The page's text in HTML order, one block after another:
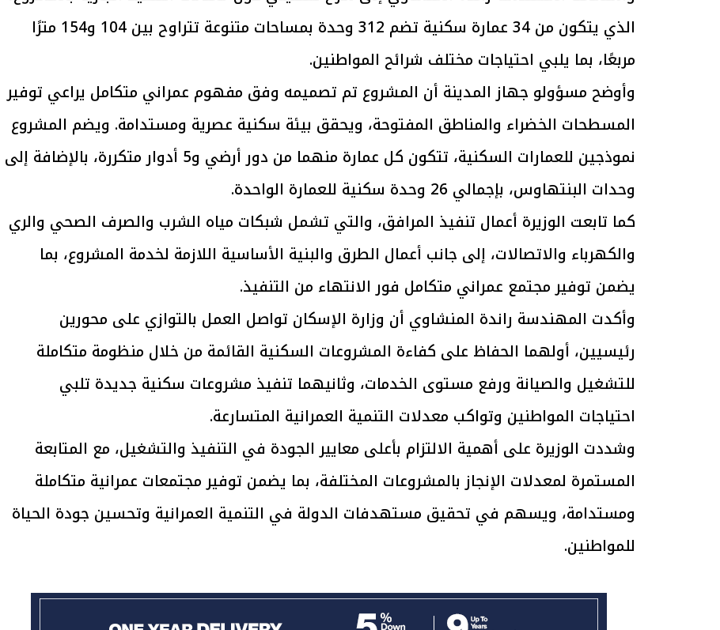
الذي يتكون من 34 عمارة سكنية تضم 312 وحدة بمساحات متنوعة تتراوح بين 104 و154 مترًا
مربعًا، بما يلبي احتياجات مختلف شرائح المواطنين.
وأوضح مسؤولو جهاز المدينة أن المشروع تم تصميمه وفق مفهوم عمراني متكامل يراعي توفير
المسطحات الخضراء والمناطق المفتوحة، ويحقق بيئة سكنية عصرية ومستدامة. ويضم المشروع
نموذجين للعمارات السكنية، تتكون كل عمارة منهما من دور أرضي و5 أدوار متكررة، بالإضافة إلى
وحدات البنتهاوس، بإجمالي 26 وحدة سكنية للعمارة الواحدة.
كما تابعت الوزيرة أعمال تنفيذ المرافق، والتي تشمل شبكات مياه الشرب والصرف الصحي والري
والكهرباء والاتصالات، إلى جانب أعمال الطرق والبنية الأساسية اللازمة لخدمة المشروع، بما
يضمن توفير مجتمع عمراني متكامل فور الانتهاء من التنفيذ.
وأكدت المهندسة راندة المنشاوي أن وزارة الإسكان تواصل العمل بالتوازي على محورين
رئيسيين، أولهما الحفاظ على كفاءة المشروعات السكنية القائمة من خلال منظومة متكاملة
للتشغيل والصيانة ورفع مستوى الخدمات، وثانيهما تنفيذ مشروعات سكنية جديدة تلبي
احتياجات المواطنين وتواكب معدلات التنمية العمرانية المتسارعة.
وشددت الوزيرة على أهمية الالتزام بأعلى معايير الجودة في التنفيذ والتشغيل، مع المتابعة
المستمرة لمعدلات الإنجاز بالمشروعات المختلفة، بما يضمن توفير مجتمعات عمرانية متكاملة
ومستدامة، ويسهم في تحقيق مستهدفات الدولة في التنمية العمرانية وتحسين جودة الحياة
للمواطنين.
الرئيس السيسي: تداعيات خطيرة على
الاقتصاد العالمي وأسعار الوقود حال
استمرار الأزمة في الشرق الأوسط
رئيس الوزراء يتابع الإجراءات الخاصة
بتنفيذ التوجيهات الرئاسية بطرح وحدات
سكنية بالإيجار للمواطنين
30 مارس 2026 04:40 م
واسع.. والبترول: مصر تعزز مكانتها